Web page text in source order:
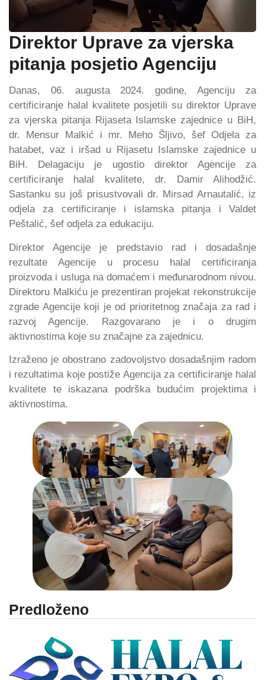
Direktor Uprave za vjerska
pitanja posjetio Agenciju
Danas, 06. augusta 2024. godine, Agenciju za
certificiranje halal kvalitete posjetili su direktor Uprave
za vjerska pitanja Rijaseta Islamske zajednice u BiH,
dr. Mensur Malkić i mr. Meho Šljivo, šef Odjela za
hatabet, vaz i iršad u Rijasetu Islamske zajednice u
BiH. Delagaciju je ugostio direktor Agencije za
certificiranje halal kvalitete, dr. Damir Alihodžić.
Sastanku su još prisustvovali dr. Mirsad Arnautalić, iz
odjela za certificiranje i islamska pitanja i Valdet
Peštalić, šef odjela za edukaciju.
Direktor Agencije je predstavio rad i dosadašnje
rezultate Agencije u procesu halal certificiranja
proizvoda i usluga na domaćem i međunarodnom nivou.
Direktoru Malkiću je prezentiran projekat rekonstrukcije
zgrade Agencije koji je od prioritetnog značaja za rad i
razvoj Agencije. Razgovarano je i o drugim
aktivnostima koje su značajne za zajednicu.
Izraženo je obostrano zadovoljstvo dosadašnjim radom
i rezultatima koje postiže Agencija za certificiranje halal
kvalitete te iskazana podrška budućim projektima i
aktivnostima.
Predloženo